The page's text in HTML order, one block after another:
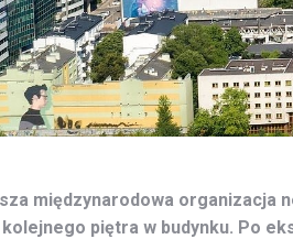
międzynarodowa organizacja
piętra w budynku. Po